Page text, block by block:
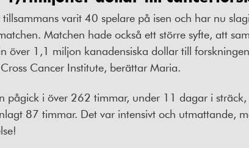
tillsammans varit 40 spelare på isen och har nu
Matchen hade också ett större syfte, att
över 1,1 miljon kanadensiska dollar till
Cancer Institute, berättar Maria.
pågick i över 262 timmar, under 11 dagar i
87 timmar. Det var intensivt och utmattande,